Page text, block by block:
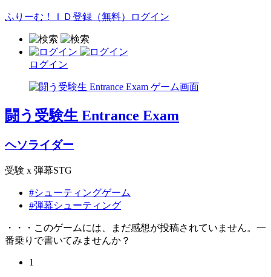
ふりーむ！ＩＤ登録（無料） ログイン
ログイン
闘う受験生 Entrance Exam
ヘソライダー
受験 x 弾幕STG
#シューティングゲーム
#弾幕シューティング
・・・このゲームには、まだ感想が投稿されていません。一
番乗りで書いてみませんか？
1